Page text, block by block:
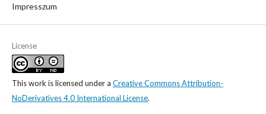
Impresszum
License
This work is licensed under a Creative Commons Attribution-
NoDerivatives 4.0 International License.